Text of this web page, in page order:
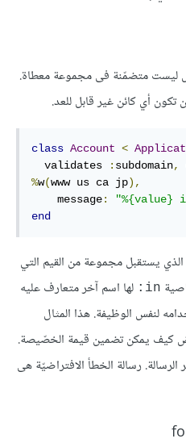
ليست متضمّنة فى مجموعة معطاة.
أي كائن غير قابل للعد.
class Account <
  validates
: subdomain,
%w(www us ca jp) ,
message: "%{value}
end
الذي يستقبل مجموعة من القيم التي
in:
لها اسم آخر متعارف عليه
لنفس الوظيفة. هذا المثال
كيف يمكن تضمين قيمة الخصّيصة.
رسالة الخطأ الافتراضيّة هى